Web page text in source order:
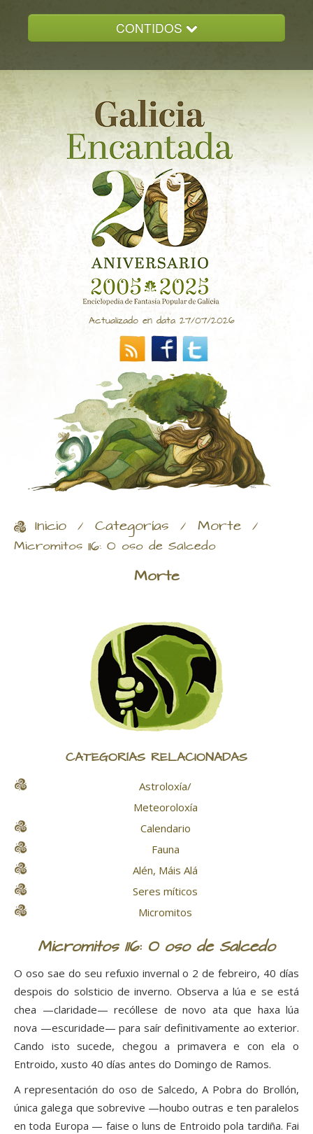
CONTIDOS
GALICIA ENCANTADA
DOCUMENTACION
NOVAS
CONTACTO
Actualizado en data 27/07/2026
Inicio / Categorías / Morte /
Micromitos 116: O oso de Salcedo
Morte
CATEGORÍAS RELACIONADAS
Astroloxía/
Meteoroloxía
Calendario
Fauna
Alén, Máis Alá
Seres míticos
Micromitos
Micromitos 116: O oso de Salcedo
O oso sae do seu refuxio invernal o 2 de febreiro, 40 días
despois do solsticio de inverno. Observa a lúa e se está
chea —claridade— recóllese de novo ata que haxa lúa
nova —escuridade— para saír definitivamente ao exterior.
Cando isto sucede, chegou a primavera e con ela o
Entroido, xusto 40 días antes do Domingo de Ramos.
A representación do oso de Salcedo, A Pobra do Brollón,
única galega que sobrevive —houbo outras e ten paralelos
en toda Europa — faise o luns de Entroido pola tardiña. Fai